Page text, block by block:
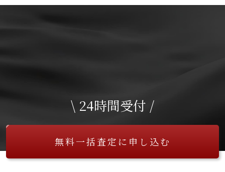
\ 24時間受付 /
無料一括査定に申し込む